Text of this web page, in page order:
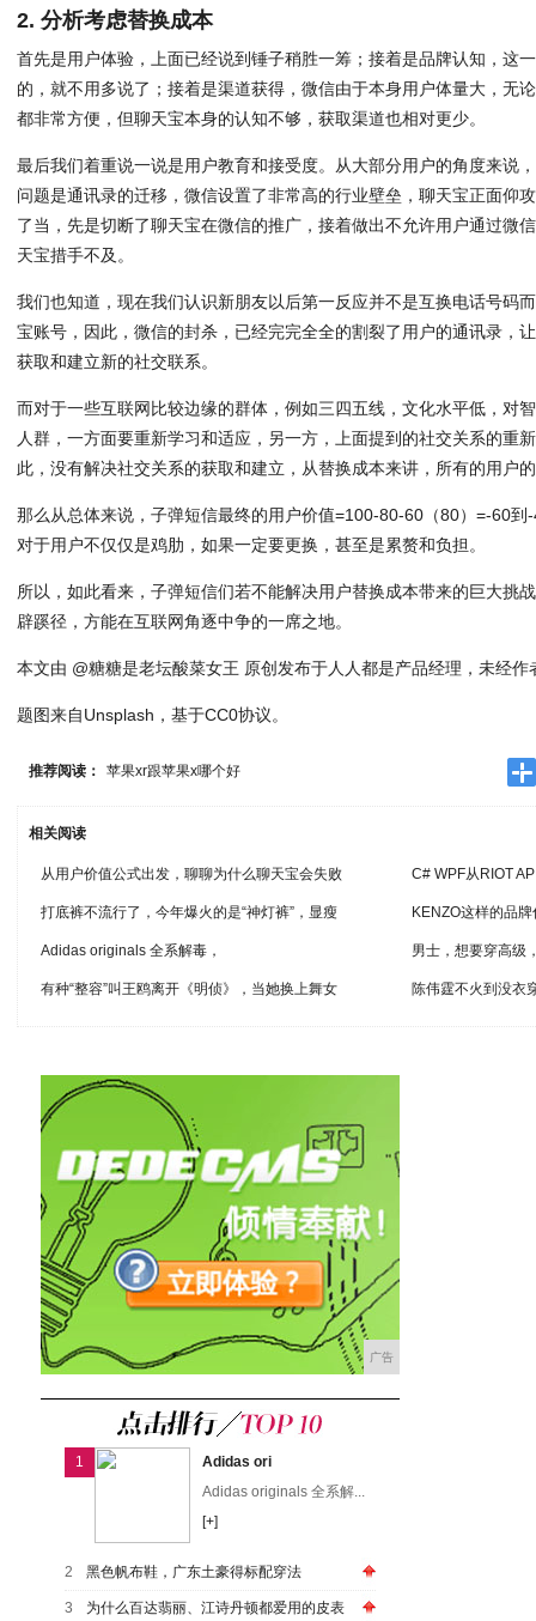
2. 分析考虑替换成本
首先是用户体验，上面已经说到锤子稍胜一筹；接着是品牌认知，这
的，就不用多说了；接着是渠道获得，微信由于本身用户体量大，无
都非常方便，但聊天宝本身的认知不够，获取渠道也相对更少。
最后我们着重说一说是用户教育和接受度。从大部分用户的角度来说
问题是通讯录的迁移，微信设置了非常高的行业壁垒，聊天宝正面仰
了当，先是切断了聊天宝在微信的推广，接着做出不允许用户通过微
天宝措手不及。
我们也知道，现在我们认识新朋友以后第一反应并不是互换电话号码
宝账号，因此，微信的封杀，已经完完全全的割裂了用户的通讯录，
获取和建立新的社交联系。
而对于一些互联网比较边缘的群体，例如三四五线，文化水平低，对
人群，一方面要重新学习和适应，另一方，上面提到的社交关系的重
此，没有解决社交关系的获取和建立，从替换成本来讲，所有的用户
那么从总体来说，子弹短信最终的用户价值=100-80-60（80）=-60
对于用户不仅仅是鸡肋，如果一定要更换，甚至是累赘和负担。
所以，如此看来，子弹短信们若不能解决用户替换成本带来的巨大挑
辟蹊径，方能在互联网角逐中争的一席之地。
本文由 @糖糖是老坛酸菜女王 原创发布于人人都是产品经理，未经作
题图来自Unsplash，基于CC0协议。
推荐阅读： 苹果xr跟苹果x哪个好
相关阅读
从用户价值公式出发，聊聊为什么聊天宝会失败 C# WPF从RIOT
打底裤不流行了，今年爆火的是“神灯裤”，显瘦 KENZO这样的品
Adidas originals 全系解毒， 男士，想要穿高级
有种“整容”叫王鸥离开《明侦》，当她换上舞女 陈伟霆不火到没衣
广告
1
Adidas ori
Adidas originals 全系解...
[+]
2 黑色帆布鞋，广东土豪得标配穿法
3 为什么百达翡丽、江诗丹顿都爱用的皮表